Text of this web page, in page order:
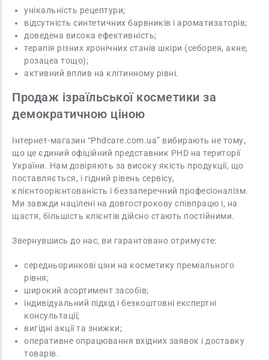
унікальність рецептури;
відсутність синтетичних барвників і ароматизаторів;
доведена висока ефективність;
терапія різних хронічних станів шкіри (себорея, акне,
розацеа тощо);
активний вплив на клітинному рівні.
Продаж ізраїльської косметики за
демократичною ціною
Інтернет-магазин “Phdcare.com.ua” вибирають не тому,
що це єдиний офіційний представник PHD на території
України. Нам довіряють за високу якість продукції, що
поставляється, і гідний рівень сервісу,
клієнтоорієнтованість і беззаперечний професіоналізм.
Ми завжди націлені на довгострокову співпрацю і, на
щастя, більшість клієнтів дійсно стають постійними.
Звернувшись до нас, ви гарантовано отримуєте:
середньоринкові ціни на косметику преміального
рівня;
широкий асортимент засобів;
індивідуальний підхід і безкоштовні експертні
консультації;
вигідні акції та знижки;
оперативне опрацювання вхідних заявок і доставку
товарів.